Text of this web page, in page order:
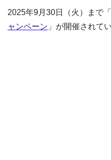
2025年9月30日（火）まで「
ャンペーン 」が開催されて